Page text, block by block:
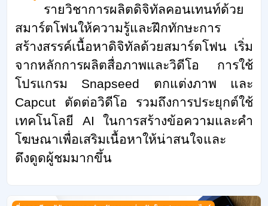
รายวิชาการผลิตดิจิทัลคอนเทนท์ด้วย
สมาร์ตโฟนให้ความรู้และฝึกทักษะการ
สร้างสรรค์เนื้อหาดิจิทัลด้วยสมาร์ตโฟน เริ่ม
จากหลักการผลิตสื่อภาพและวิดีโอ การใช้
โปรแกรม Snapseed ตกแต่งภาพ และ
Capcut ตัดต่อวิดีโอ รวมถึงการประยุกต์ใช้
เทคโนโลยี AI ในการสร้างข้อความและคำ
โฆษณาเพื่อเสริมเนื้อหาให้น่าสนใจและ
ดึงดูดผู้ชมมากขึ้น